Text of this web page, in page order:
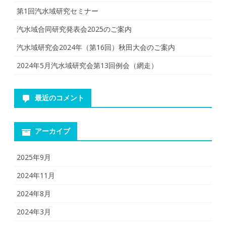
第1回汽水域研究セミナー
汽水域合同研究発表会2025のご案内
汽水域研究会2024年（第16回）秋田大会のご案内
2024年5月汽水域研究会第13回例会（網走）
最近のコメント
アーカイブ
2025年9月
2024年11月
2024年8月
2024年3月